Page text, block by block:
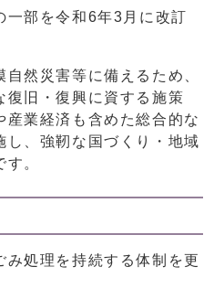
部を令和6年3月に改訂
然災害等に備えるため、
復旧・復興に資する施策
産業経済も含めた総合的な
し、強靭な国づくり・地域
。
み処理を持続する体制を更